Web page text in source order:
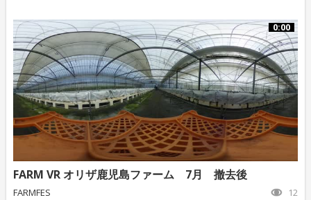
0:00
FARM VR オリザ鹿児島ファーム 7月 撤去後
FARMFES 12